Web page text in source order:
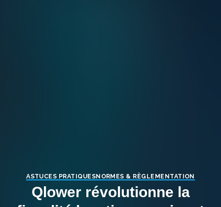
ASTUCES PRATIQUESNORMES & RÈGLEMENTATION
Qlower révolutionne la